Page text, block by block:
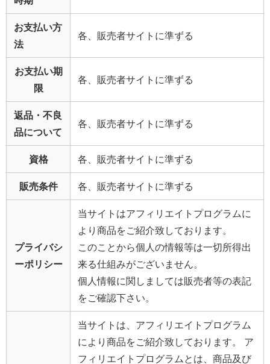
お支払い方
法
各、販売者サイトに準ずる
お支払い期
限
各、販売者サイトに準ずる
返品・不良
品について
各、販売者サイトに準ずる
資格 各、販売者サイトに準ずる
販売条件 各、販売者サイトに準ずる
プライバシ
ーポリシー
当サイトはアフィリエイトプログラムに
より商品を ご紹介致しております。
このことから個人の情報等は一切所得出
来る仕組みがございません。
個人情報に関しましては販売者等の表記
をご確認下さい。
当サイトは、アフィリエイトプログラム
により商品をご紹介致しております。 ア
フィリエイトプログラムとは、商品及び